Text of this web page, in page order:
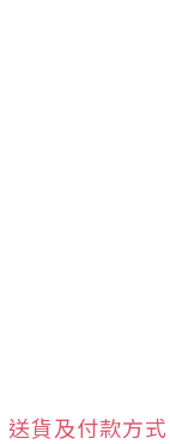
送貨及付款方式